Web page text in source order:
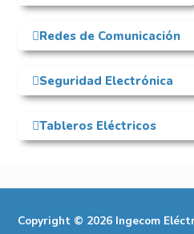
Redes de Comunicación
Seguridad Electrónica
Tableros Eléctricos
Copyright © 2026 Ingecom